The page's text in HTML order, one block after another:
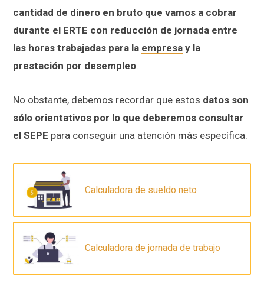
cantidad de dinero en bruto que vamos a cobrar
durante el ERTE con reducción de jornada entre
las horas trabajadas para la empresa y la
prestación por desempleo.
No obstante, debemos recordar que estos datos son
sólo orientativos por lo que deberemos consultar
el SEPE para conseguir una atención más específica.
Calculadora de sueldo neto
Calculadora de jornada de trabajo